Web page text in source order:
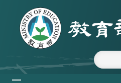
跳到主要內容區塊